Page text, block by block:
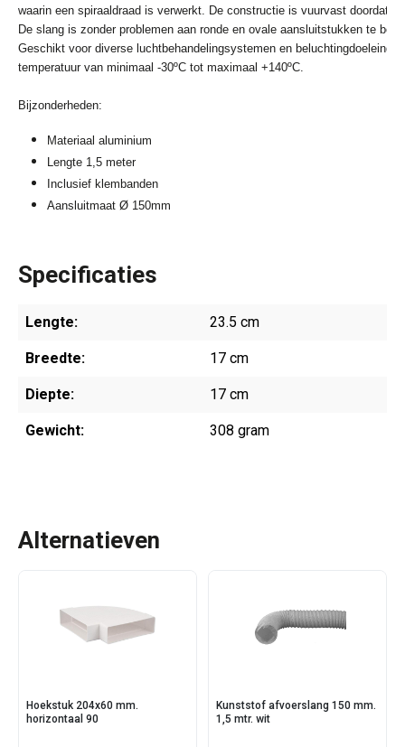
waarin een spiraaldraad is verwerkt. De constructie is vuurvast doordat
De slang is zonder problemen aan ronde en ovale aansluitstukken te
Geschikt voor diverse luchtbehandelingsystemen en
temperatuur van minimaal -30ºC tot maximaal +140ºC.
Bijzonderheden:
Materiaal aluminium
Lengte 1,5 meter
Inclusief klembanden
Aansluitmaat Ø 150mm
Specificaties
Lengte: 23.5 cm
Breedte: 17 cm
Diepte: 17 cm
Gewicht: 308 gram
Alternatieven
Hoekstuk 204x60 mm.
horizontaal 90
Kunststof afvoerslang 150 mm.
1,5 mtr. wit